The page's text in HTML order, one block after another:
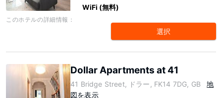
WiFi (無料)
このホテルの詳細情報：
選択
Dollar Apartments at 41
41 Bridge Street, ドラー, FK14 7DG, GB
地
図を表示